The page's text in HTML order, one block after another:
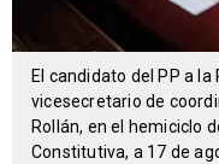
El candidato del PP a
vicesecretario de
Rollán, en el hemiciclo
Constitutiva, a 17 de